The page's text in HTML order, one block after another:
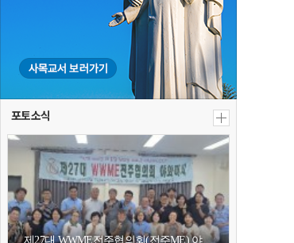
포토소식
제27대 WWME전주협의회(전주ME) 야…